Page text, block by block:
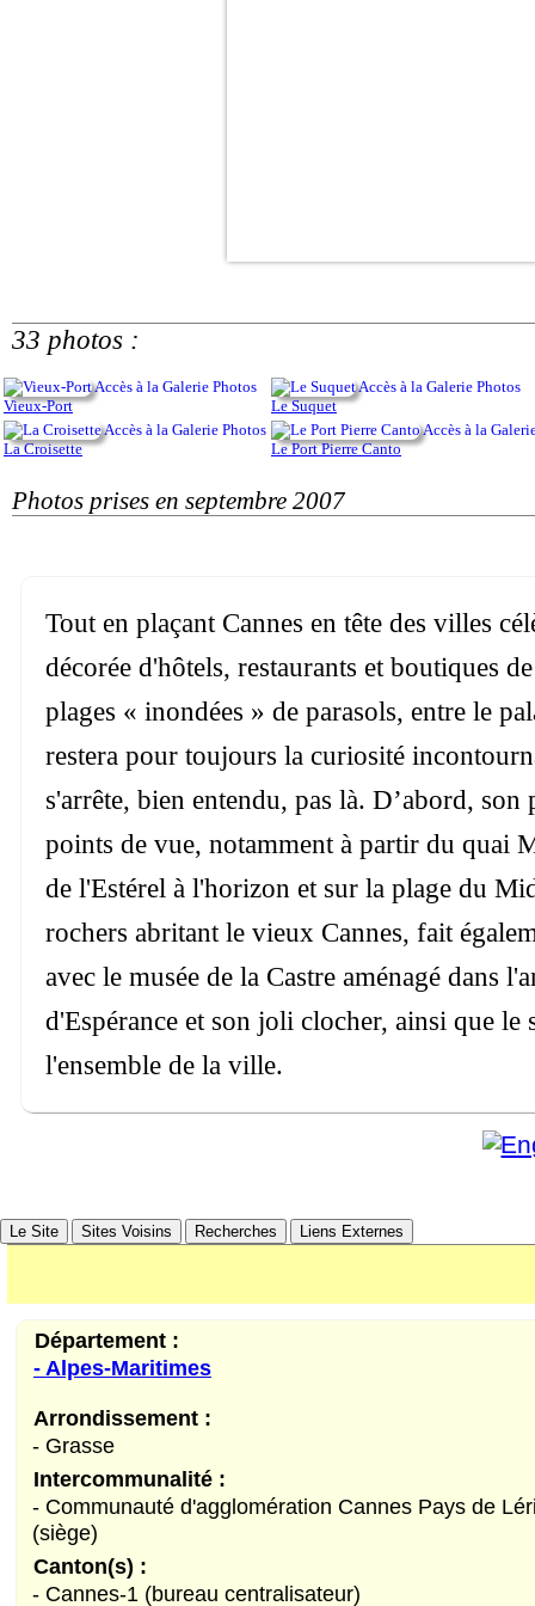
33 photos :
Accès à la Galerie Photos
Vieux-Port
Accès à la Galerie Photos
Le Suquet
Accès à la Galerie Photos
La Croisette
Accès à la
Le Port Pierre Canto
Photos prises en septembre 2007
Tout en plaçant Cannes en tête des villes
décorée d'hôtels, restaurants et boutiques
plages « inondées » de parasols, entre le
restera pour toujours la curiosité
s'arrête, bien entendu, pas là. D’abord,
points de vue, notamment à partir du quai
de l'Estérel à l'horizon et sur la plage du
rochers abritant le vieux Cannes, fait
avec le musée de la Castre aménagé dans
d'Espérance et son joli clocher, ainsi que
l'ensemble de la ville.
Le Site Sites Voisins Recherches Liens Externes
Département :
- Alpes-Maritimes
Arrondissement :
- Grasse
Intercommunalité :
- Communauté d'agglomération Cannes Pays de
(siège)
Canton(s) :
- Cannes-1 (bureau centralisateur)